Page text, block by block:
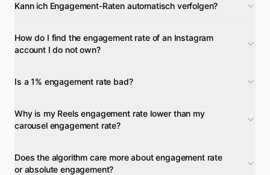
Kann ich Engagement-Raten automatisch verfolgen?
How do I find the engagement rate of an Instagram
account I do not own?
Is a 1% engagement rate bad?
Why is my Reels engagement rate lower than my
carousel engagement rate?
Does the algorithm care more about engagement rate
or absolute engagement?